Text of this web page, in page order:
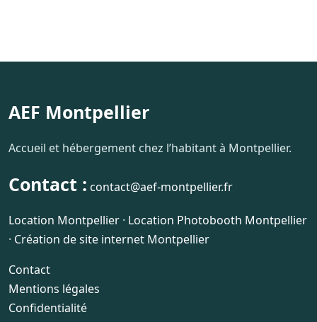
AEF Montpellier
Accueil et hébergement chez l’habitant à Montpellier.
Contact : contact@aef-montpellier.fr
Location Montpellier · Location Photobooth Montpellier
· Création de site internet Montpellier
Contact
Mentions légales
Confidentialité